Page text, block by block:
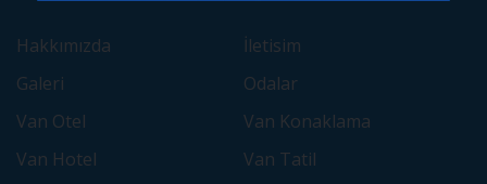
Hakkımızda
İletisim
Galeri
Odalar
Van Otel
Van Konaklama
Van Hotel
Van Tatil